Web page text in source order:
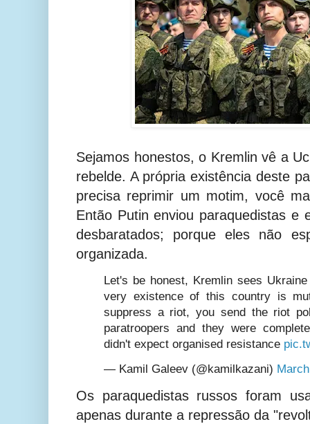
Sejamos honestos, o Kremlin vê a
rebelde. A própria existência deste
precisa reprimir um motim, você
Então Putin enviou paraquedistas e
desbaratados; porque eles não
organizada.
Let's be honest, Kremlin sees
very existence of this country is
suppress a riot, you send the riot
paratroopers and they were
didn't expect organised resistance
— Kamil Galeev (@kamilkazani)
Os paraquedistas russos foram
apenas durante a repressão da